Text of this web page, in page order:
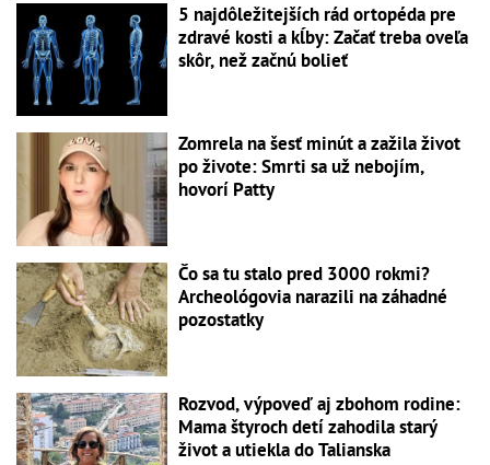
5 najdôležitejších rád ortopéda pre
zdravé kosti a kĺby: Začať treba oveľa
skôr, než začnú bolieť
Zomrela na šesť minút a zažila život
po živote: Smrti sa už nebojím,
hovorí Patty
Čo sa tu stalo pred 3000 rokmi?
Archeológovia narazili na záhadné
pozostatky
Rozvod, výpoveď aj zbohom rodine:
Mama štyroch detí zahodila starý
život a utiekla do Talianska